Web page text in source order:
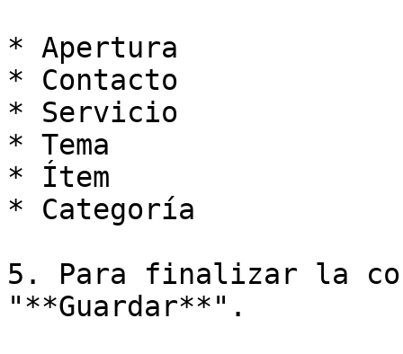
* Apertura
* Contacto
* Servicio
* Tema
* Ítem
* Categoría
5. Para finalizar la
"**Guardar**".